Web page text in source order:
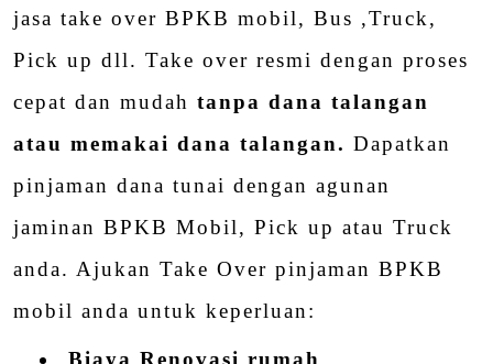
jasa take over BPKB mobil, Bus ,Truck,
Pick up dll. Take over resmi dengan proses
cepat dan mudah tanpa dana talangan
atau memakai dana talangan. Dapatkan
pinjaman dana tunai dengan agunan
jaminan BPKB Mobil, Pick up atau Truck
anda. Ajukan Take Over pinjaman BPKB
mobil anda untuk keperluan:
Biaya Renovasi rumah